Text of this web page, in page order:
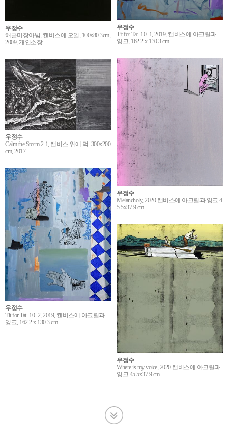
우정수
해골미장아빔, 캔버스에 오일, 100x80.3cm,
2009, 개인소장
우정수
Tit for Tat_10_1, 2019, 캔버스에 아크릴과
잉크, 162.2 x 130.3 cm
우정수
Melancholy, 2020 캔버스에 아크릴과 잉크 4
5.5x37.9 cm
우정수
Calm the Storm 2-1, 캔버스 위에 먹_300x200
cm, 2017
우정수
Tit for Tat_10_2, 2019, 캔버스에 아크릴과
잉크, 162.2 x 130.3 cm
우정수
Where is my voice, 2020 캔버스에 아크릴과
잉크 45.5x37.9 cm